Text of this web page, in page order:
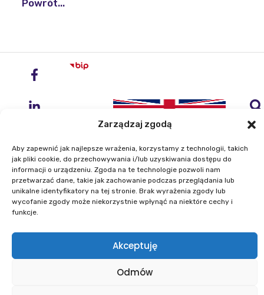
Zarządzaj zgodą
Aby zapewnić jak najlepsze wrażenia, korzystamy z technologii, takich
jak pliki cookie, do przechowywania i/lub uzyskiwania dostępu do
informacji o urządzeniu. Zgoda na te technologie pozwoli nam
przetwarzać dane, takie jak zachowanie podczas przeglądania lub
unikalne identyfikatory na tej stronie. Brak wyrażenia zgody lub
wycofanie zgody może niekorzystnie wpłynąć na niektóre cechy i
funkcje.
Akceptuję
Odmów
Powrót...
Instytut Geodezji i Kartografii
ul. Zygmunta Modzelewskiego 27
Telefon: +48 22 329 19 00
E-mail: igik@igik.edu.pl